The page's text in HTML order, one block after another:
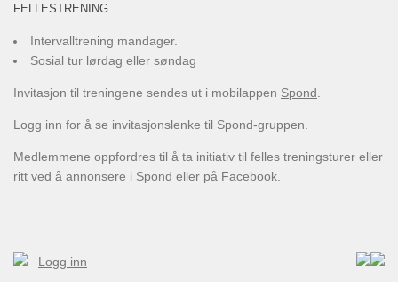
FELLESTRENING
Intervalltrening mandager.
Sosial tur lørdag eller søndag
Invitasjon til treningene sendes ut i mobilappen Spond
Logg inn for å se invitasjonslenke til Spond-gruppen.
Medlemmene oppfordres til å ta initiativ til felles treningsturer eller
ritt ved å annonsere i Spond eller på Facebook.
Logg inn